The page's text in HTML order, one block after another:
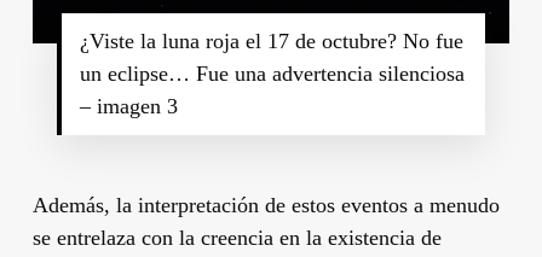
¿Viste la luna roja el 17 de octubre? No fue
un eclipse… Fue una advertencia silenciosa
– imagen 3
Además, la interpretación de estos eventos a menudo
se entrelaza con la creencia en la existencia de